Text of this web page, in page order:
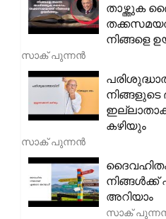
താഴ്ത്തുക
നിങ്ങളെ
സാക് പുന്നൻ
നിങ്ങളുടെ
കഴിയും
സാക് പുന്നൻ
അറിയാം
സാക്